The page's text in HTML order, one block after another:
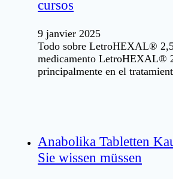
cursos
9 janvier 2025
Todo sobre LetroHEXAL®
medicamento LetroHEXAL®
principalmente en el
Anabolika Tabletten
Sie wissen müssen